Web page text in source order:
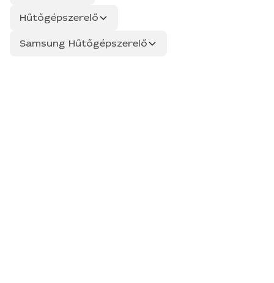
Hűtőgépszerelő
Samsung Hűtőgépszerelő